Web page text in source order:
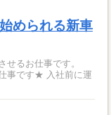
められる新車
せるお仕事です。
入社前に運